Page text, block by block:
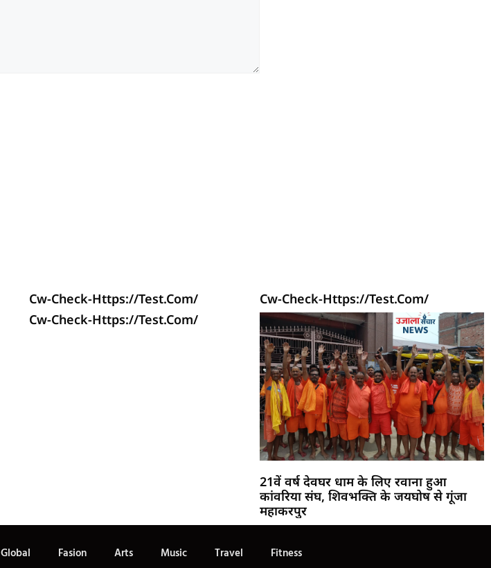
Cw-Check-Https://test.com/
Cw-Check-Https://test.com/
Cw-Check-Https://test.com/
21वें वर्ष देवघर धाम के लिए रवाना हुआ
कांवरिया संघ, शिवभक्ति के जयघोष से गूंजा
महाकरपुर
Global Fasion Arts Music Travel Fitness